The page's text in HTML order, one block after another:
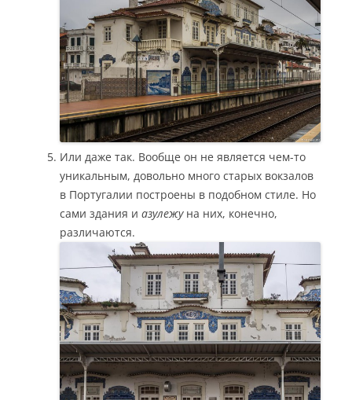
Или даже так. Вообще он не является чем-то
уникальным, довольно много старых вокзалов
в Португалии построены в подобном стиле. Но
сами здания и азулежуна них, конечно,
различаются.